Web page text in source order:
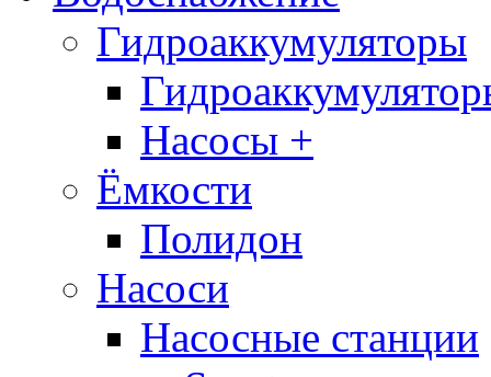
Гидроаккумуляторы
Насосы +
Ёмкости
Полидон
Насоси
Насосные станции